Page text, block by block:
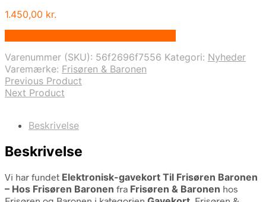
1.450,00 kr.
Varenummer (SKU): 56f2696f7556 Kategori: Nyheder
Varemærke: Frisøren & Baronen
Previous Product
Next Product
Beskrivelse
Beskrivelse
Vi har fundet Elektronisk-gavekort Til Frisøren Baronen
– Hos Frisøren Baronen fra Frisøren & Baronen hos